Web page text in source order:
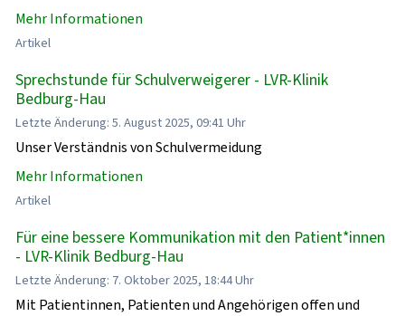
Mehr Informationen
Artikel
Sprechstunde für Schulverweigerer - LVR-Klinik
Bedburg-Hau
Letzte Änderung: 5. August 2025, 09:41 Uhr
Unser Verständnis von Schulvermeidung
Mehr Informationen
Artikel
Für eine bessere Kommunikation mit den Patient*innen
- LVR-Klinik Bedburg-Hau
Letzte Änderung: 7. Oktober 2025, 18:44 Uhr
Mit Patientinnen, Patienten und Angehörigen offen und